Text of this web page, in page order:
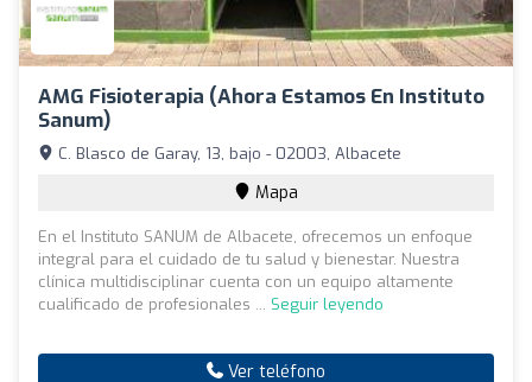
AMG Fisioterapia (ahora Estamos En Instituto
Sanum)
C. Blasco de Garay, 13, bajo - 02003, Albacete
Mapa
En el Instituto SANUM de Albacete, ofrecemos un enfoque
integral para el cuidado de tu salud y bienestar. Nuestra
clínica multidisciplinar cuenta con un equipo altamente
cualificado de profesionales ... Seguir leyendo
Ver teléfono